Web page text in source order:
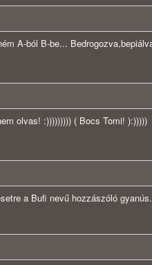
A-ból B-be...
olvas! :))))))))) ( Bocs Tomi! ):)))))
a Bufi nevű hozzászóló